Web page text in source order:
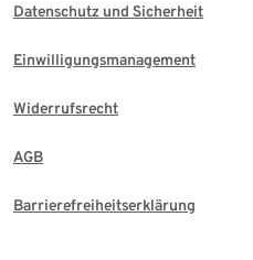
Datenschutz und Sicherheit
Einwilligungsmanagement
Widerrufsrecht
AGB
Barrierefreiheitserklärung